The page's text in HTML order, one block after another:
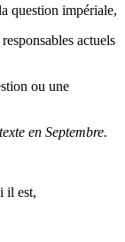
question impériale,
actuels
ou une
en Septembre.
il est,